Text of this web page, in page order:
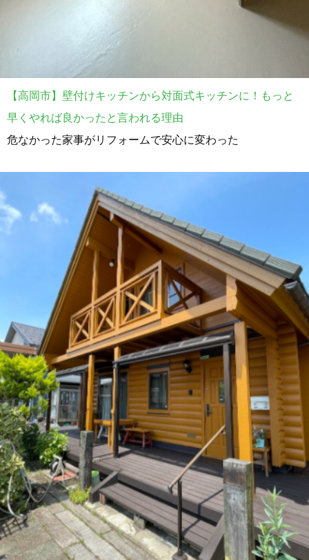
【高岡市】壁付けキッチンから対面式キッチンに！もっと
早くやれば良かったと言われる理由
危なかった家事がリフォームで安心に変わった